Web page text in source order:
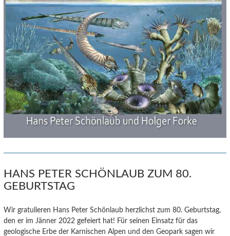
HANS PETER SCHÖNLAUB ZUM 80.
GEBURTSTAG
Wir gratulieren Hans Peter Schönlaub herzlichst zum 80. Geburtstag,
den er im Jänner 2022 gefeiert hat! Für seinen Einsatz für das
geologische Erbe der Karnischen Alpen und den Geopark sagen wir